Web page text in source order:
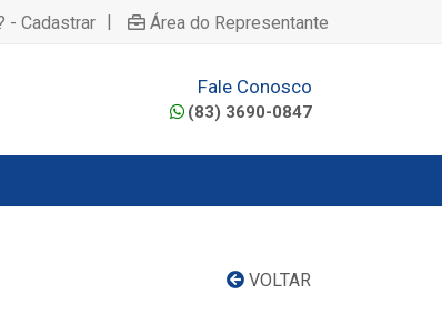
- Cadastrar | Área do Representante
Fale Conosco
(83) 3690-0847
VOLTAR